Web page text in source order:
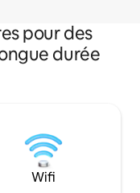
pour des
durée
Wifi